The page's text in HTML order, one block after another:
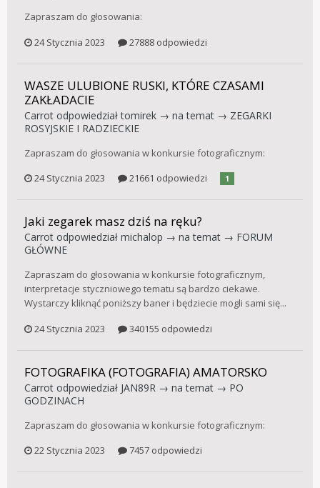
Zapraszam do głosowania:
24 Stycznia 2023
27888 odpowiedzi
WASZE ULUBIONE RUSKI, KTÓRE CZASAMI
ZAKŁADACIE
Carrot odpowiedziałtomirek → na temat → ZEGARKI
ROSYJSKIE I RADZIECKIE
Zapraszam do głosowania w konkursie fotograficznym:
24 Stycznia 2023
21661 odpowiedzi 1
Jaki zegarek masz dziś na ręku?
Carrot odpowiedział michalop → na temat → FORUM
GŁÓWNE
Zapraszam do głosowania w konkursie fotograficznym,
interpretacje styczniowego tematu są bardzo ciekawe.
Wystarczy kliknąć poniższy baner i będziecie mogli sami się...
24 Stycznia 2023
340155 odpowiedzi
FOTOGRAFIKA (FOTOGRAFIA) AMATORSKO
Carrot odpowiedział JAN89R → na temat → PO
GODZINACH
Zapraszam do głosowania w konkursie fotograficznym:
22 Stycznia 2023
7457 odpowiedzi